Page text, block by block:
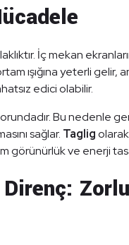
İç mekan
ışığına yeterli gelir,
edici olabilir.
Bu nedenle
sağlar. Taglig
görünürlük ve enerji
Direnç: